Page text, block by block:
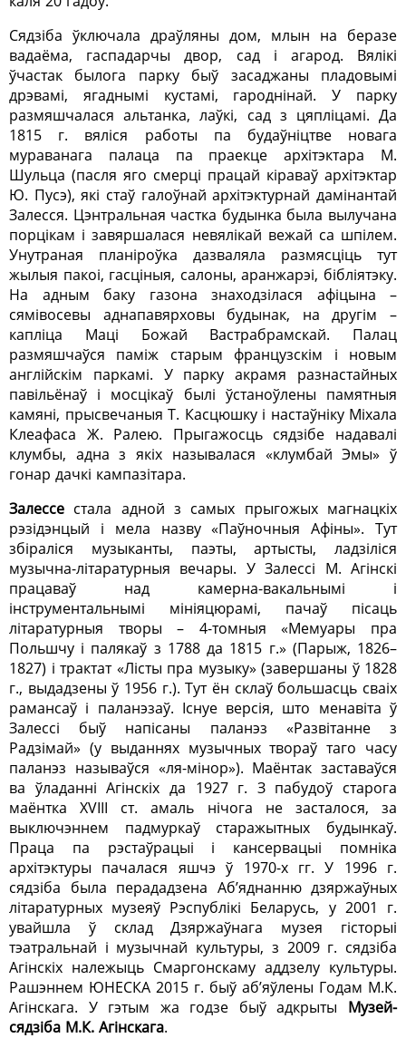
Сядзіба ўключала драўляны дом, млын на беразе
вадаёма, гаспадарчы двор, сад і агарод. Вялікі
ўчастак былога парку быў засаджаны пладовымі
дрэвамі, ягаднымі кустамі, гароднінай. У парку
размяшчалася альтанка, лаўкі, сад з цяпліцамі. Да
1815 г. вяліся работы па будаўніцтве новага
мураванага палаца па праекце архітэктара М.
Шульца (пасля яго смерці працай кіраваў архітэктар
Ю. Пусэ), які стаў галоўнай архітэктурнай дамінантай
Залесся. Цэнтральная частка будынка была вылучана
порцікам і завяршалася невялікай вежай са шпілем.
Унутраная планіроўка дазваляла размясціць тут
жылыя пакоі, гасціныя, салоны, аранжарэі, бібліятэку.
На адным баку газона знаходзілася афіцына –
сямівосевы аднапавярховы будынак, на другім –
капліца Маці Божай Вастрабрамскай. Палац
размяшчаўся паміж старым французскім і новым
англійскім паркамі. У парку акрамя разнастайных
павільёнаў і мосцікаў былі ўстаноўлены памятныя
камяні, прысвечаныя Т. Касцюшку і настаўніку Міхала
Клеафаса Ж. Ралею. Прыгажосць сядзібе надавалі
клумбы, адна з якіх называлася «клумбай Эмы» ў
гонар дачкі кампазітара.
Залессе стала адной з самых прыгожых магнацкіх
рэзідэнцый і мела назву «Паўночныя Афіны». Тут
збіраліся музыканты, паэты, артысты, ладзіліся
музычна-літаратурныя вечары. У Залессі М. Агінскі
працаваў над камерна-вакальнымі і
інструментальнымі мініяцюрамі, пачаў пісаць
літаратурныя творы – 4-томныя «Мемуары пра
Польшчу і палякаў з 1788 да 1815 г.» (Парыж, 1826–
1827) і трактат «Лісты пра музыку» (завершаны ў 1828
г., выдадзены ў 1956 г.). Тут ён склаў большасць сваіх
рамансаў і паланэзаў. Існуе версія, што менавіта ў
Залессі быў напісаны паланэз «Развітанне з
Радзімай» (у выданнях музычных твораў таго часу
паланэз называўся «ля-мінор»). Маёнтак заставаўся
ва ўладанні Агінскіх да 1927 г. З пабудоў старога
маёнтка ХVIII ст. амаль нічога не засталося, за
выключэннем падмуркаў старажытных будынкаў.
Праца па рэстаўрацыі і кансервацыі помніка
архітэктуры пачалася яшчэ ў 1970-х гг. У 1996 г.
сядзіба была перададзена Аб’яднанню дзяржаўных
літаратурных музеяў Рэспублікі Беларусь, у 2001 г.
увайшла ў склад Дзяржаўнага музея гісторыі
тэатральнай і музычнай культуры, з 2009 г. сядзіба
Агінскіх належыць Смаргонскаму аддзелу культуры.
Рашэннем ЮНЕСКА 2015 г. быў аб’яўлены Годам М.К.
Агінскага. У гэтым жа годзе быў адкрыты Музей-
сядзіба М.К. Агінскага.